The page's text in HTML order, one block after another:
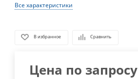
Все характеристики
В избранное Сравнить
Цена по запросу